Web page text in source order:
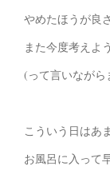
やめたほうが良
また今度考えよう
(って言いながら
こういう日はあ
お風呂に入って